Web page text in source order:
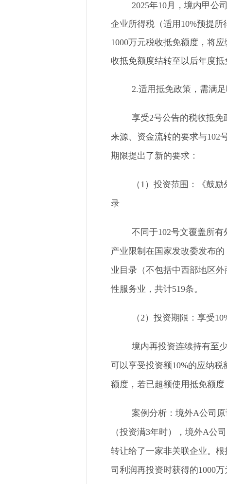
2025年10月，境内甲公
企业所得税（适用10%预提
1000万元税收抵免额度，将
收抵免额度结转至以后年度抵
2.适用抵免政策，需满
享受2号公告的税收抵免
来源、资金流转的要求与102
期限提出了新的要求：
（ 1）投资范围：《鼓
录
不同于102号文覆盖所有
产业限制在国家发改委发布
业目录（不包括中西部地区
性服务业，共计519条。
（2）投资期限：享受
境内再投资连续持有至
可以享受投资额10%的应纳
额度，若已超额使用抵免额度
案例分析：境外A公司原
（投资满3年时），境外A公
转让给了一家非关联企业。
司利润再投资时获得的1000